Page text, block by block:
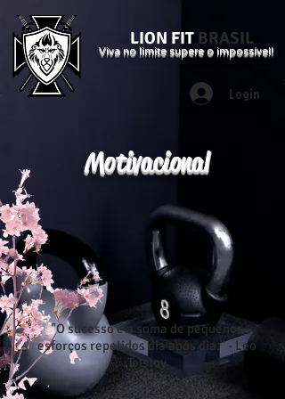
LION FIT BRASIL
Viva no limite supere o impossível!
Login
Motivacional
"O sucesso é a soma de pequenos
esforços repetidos dia após dia." - Leo
Tolstoy